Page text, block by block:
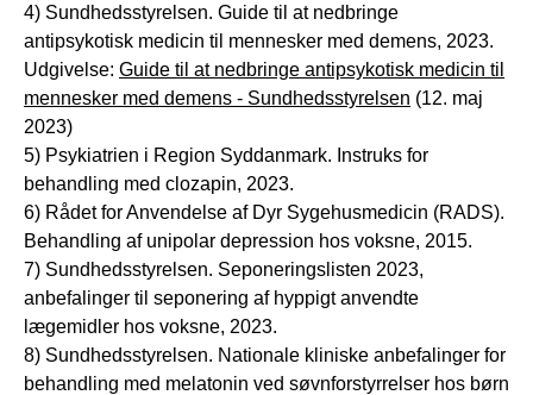
4) Sundhedsstyrelsen. Guide til at nedbringe
antipsykotisk medicin til mennesker med demens, 2023.
Udgivelse: Guide til at nedbringe antipsykotisk medicin til
mennesker med demens - Sundhedsstyrelsen (12. maj
2023)
5) Psykiatrien i Region Syddanmark. Instruks for
behandling med clozapin, 2023.
6) Rådet for Anvendelse af Dyr Sygehusmedicin (RADS).
Behandling af unipolar depression hos voksne, 2015.
7) Sundhedsstyrelsen. Seponeringslisten 2023,
anbefalinger til seponering af hyppigt anvendte
lægemidler hos voksne, 2023.
8) Sundhedsstyrelsen. Nationale kliniske anbefalinger for
behandling med melatonin ved søvnforstyrrelser hos børn